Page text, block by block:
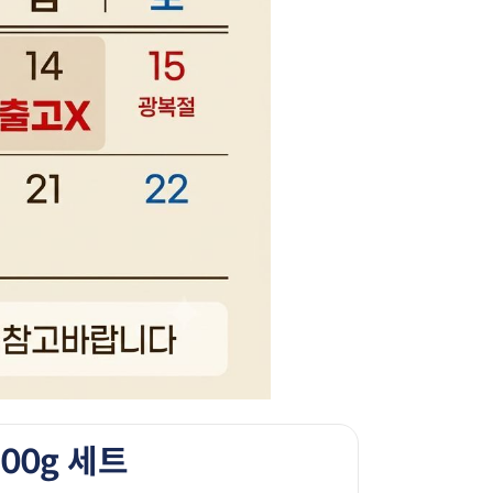
세트